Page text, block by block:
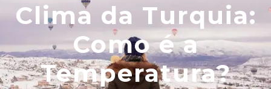
Clima da Turquia:
Como é a
Temperatura?